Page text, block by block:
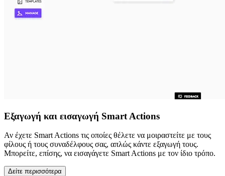
Εξαγωγή και εισαγωγή Smart Actions
Αν έχετε Smart Actions τις οποίες θέλετε να μοιραστείτε με τους
φίλους ή τους συναδέλφους σας, απλώς κάντε εξαγωγή τους.
Μπορείτε, επίσης, να εισαγάγετε Smart Actions με τον ίδιο τρόπο.
Δείτε περισσότερα